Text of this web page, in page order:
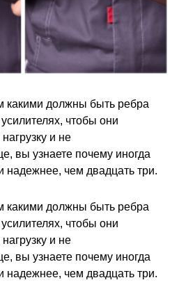
какими должны быть ребра
чтобы они
и не
вы узнаете почему иногда
надежнее, чем двадцать три.
какими должны быть ребра
чтобы они
и не
вы узнаете почему иногда
надежнее, чем двадцать три.